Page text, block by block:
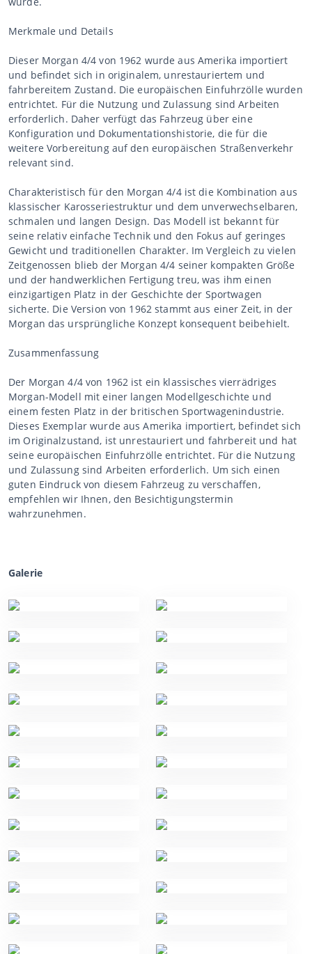
Merkmale und Details
Dieser Morgan 4/4 von 1962 wurde aus Amerika importiert
und befindet sich in originalem, unrestauriertem und
fahrbereitem Zustand. Die europäischen Einfuhrzölle wurden
entrichtet. Für die Nutzung und Zulassung sind Arbeiten
erforderlich. Daher verfügt das Fahrzeug über eine
Konfiguration und Dokumentationshistorie, die für die
weitere Vorbereitung auf den europäischen Straßenverkehr
relevant sind.
Charakteristisch für den Morgan 4/4 ist die Kombination aus
klassischer Karosseriestruktur und dem unverwechselbaren,
schmalen und langen Design. Das Modell ist bekannt für
seine relativ einfache Technik und den Fokus auf geringes
Gewicht und traditionellen Charakter. Im Vergleich zu vielen
Zeitgenossen blieb der Morgan 4/4 seiner kompakten Größe
und der handwerklichen Fertigung treu, was ihm einen
einzigartigen Platz in der Geschichte der Sportwagen
sicherte. Die Version von 1962 stammt aus einer Zeit, in der
Morgan das ursprüngliche Konzept konsequent beibehielt.
Zusammenfassung
Der Morgan 4/4 von 1962 ist ein klassisches vierrädriges
Morgan-Modell mit einer langen Modellgeschichte und
einem festen Platz in der britischen Sportwagenindustrie.
Dieses Exemplar wurde aus Amerika importiert, befindet sich
im Originalzustand, ist unrestauriert und fahrbereit und hat
seine europäischen Einfuhrzölle entrichtet. Für die Nutzung
und Zulassung sind Arbeiten erforderlich. Um sich einen
guten Eindruck von diesem Fahrzeug zu verschaffen,
empfehlen wir Ihnen, den Besichtigungstermin
wahrzunehmen.
Galerie